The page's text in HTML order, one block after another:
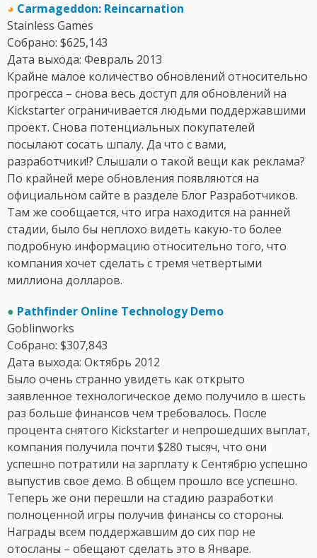
◕ Carmageddon: Reincarnation
Stainless Games
Собрано: $625,143
Дата выхода: Февраль 2013
Крайне малое количество обновлений относительно
прогресса – снова весь доступ для обновлений на
Kickstarter ограничивается людьми поддержавшими
проект. Снова потенциальных покупателей
посылают сосать шпалу. Да что с вами,
разработчики!? Слышали о такой вещи как реклама?
По крайней мере обновления появляются на
официальном сайте в разделе Блог Разработчиков.
Там же сообщается, что игра находится на ранней
стадии, было бы неплохо видеть какую-то более
подробную информацию относительно того, что
компания хочет сделать с тремя четвертыми
миллиона долларов.
● Pathfinder Online Technology Demo
Goblinworks
Собрано: $307,843
Дата выхода: Октябрь 2012
Было очень странно увидеть как открыто
заявленное технологическое демо получило в шесть
раз больше финансов чем требовалось. После
процента снятого Kickstarter и непрошедших выплат,
компания получила почти $280 тысяч, что они
успешно потратили на зарплату к Сентябрю успешно
выпустив свое демо. В общем прошло все успешно.
Теперь же они перешли на стадию разработки
полноценной игры получив финансы со стороны.
Награды всем поддержавшим до сих пор не
отосланы – обещают сделать это в Январе.